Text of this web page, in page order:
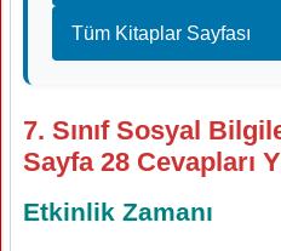
Tüm Kitaplar Sayfası
7. Sınıf Sosyal
Sayfa 28 Cevapları
Etkinlik Zamanı